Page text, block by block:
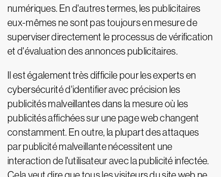
numériques. En d'autres termes, les publicitaires
eux-mêmes ne sont pas toujours en mesure de
superviser directement le processus de vérification
et d'évaluation des annonces publicitaires.
Il est également très difficile pour les experts en
cybersécurité d'identifier avec précision les
publicités malveillantes dans la mesure où les
publicités affichées sur une page web changent
constamment. En outre, la plupart des attaques
par publicité malveillante nécessitent une
interaction de l'utilisateur avec la publicité infectée.